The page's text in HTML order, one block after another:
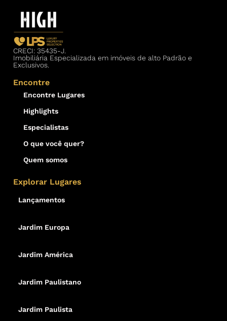
CRECI: 35435-J.
Imobiliária Especializada em imóveis de alto Padrão e
Exclusivos.
Encontre
Encontre Lugares
Highlights
Especialistas
O que você quer?
Quem somos
Explorar Lugares
Lançamentos
Jardim Europa
Jardim América
Jardim Paulistano
Jardim Paulista